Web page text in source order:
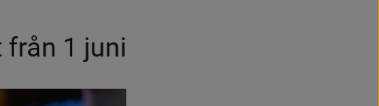
1 juni